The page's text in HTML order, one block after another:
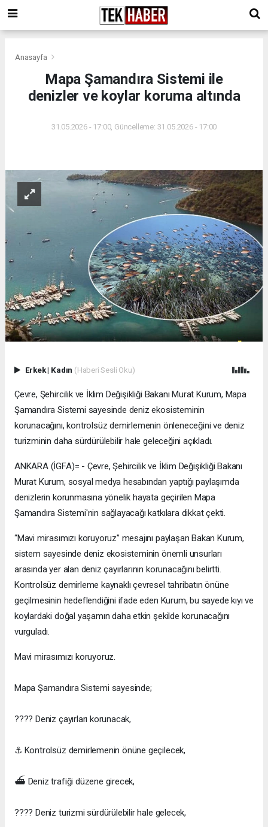
Anasayfa
Mapa Şamandıra Sistemi ile
denizler ve koylar koruma altında
31.05.2026 - 17:00, Güncelleme: 31.05.2026 - 17:00
Erkek| Kadın (Haberi Sesli Oku)
Çevre, Şehircilik ve İklim Değişikliği Bakanı Murat Kurum, Mapa
Şamandıra Sistemi sayesinde deniz ekosisteminin
korunacağını, kontrolsüz demirlemenin önleneceğini ve deniz
turizminin daha sürdürülebilir hale geleceğini açıkladı.
ANKARA (İGFA)= - Çevre, Şehircilik ve İklim Değişikliği Bakanı
Murat Kurum, sosyal medya hesabından yaptığı paylaşımda
denizlerin korunmasına yönelik hayata geçirilen Mapa
Şamandıra Sistemi'nin sağlayacağı katkılara dikkat çekti.
“Mavi mirasımızı koruyoruz” mesajını paylaşan Bakan Kurum,
sistem sayesinde deniz ekosisteminin önemli unsurları
arasında yer alan deniz çayırlarının korunacağını belirtti.
Kontrolsüz demirleme kaynaklı çevresel tahribatın önüne
geçilmesinin hedeflendiğini ifade eden Kurum, bu sayede kıyı ve
koylardaki doğal yaşamın daha etkin şekilde korunacağını
vurguladı.
Mavi mirasımızı koruyoruz.
Mapa Şamandıra Sistemi sayesinde;
???? Deniz çayırları korunacak,
⚓️ Kontrolsüz demirlemenin önüne geçilecek,
⛴️ Deniz trafiği düzene girecek,
???? Deniz turizmi sürdürülebilir hale gelecek,